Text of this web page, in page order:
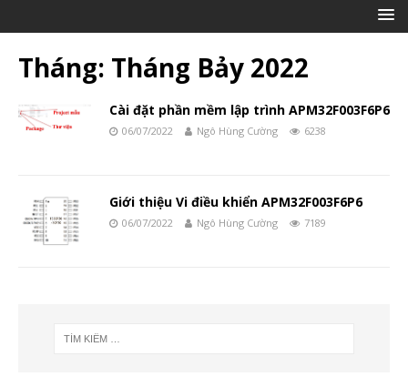
Tháng: Tháng Bảy 2022
Cài đặt phần mềm lập trình APM32F003F6P6
06/07/2022 Ngô Hùng Cường 6238
Giới thiệu Vi điều khiển APM32F003F6P6
06/07/2022 Ngô Hùng Cường 7189